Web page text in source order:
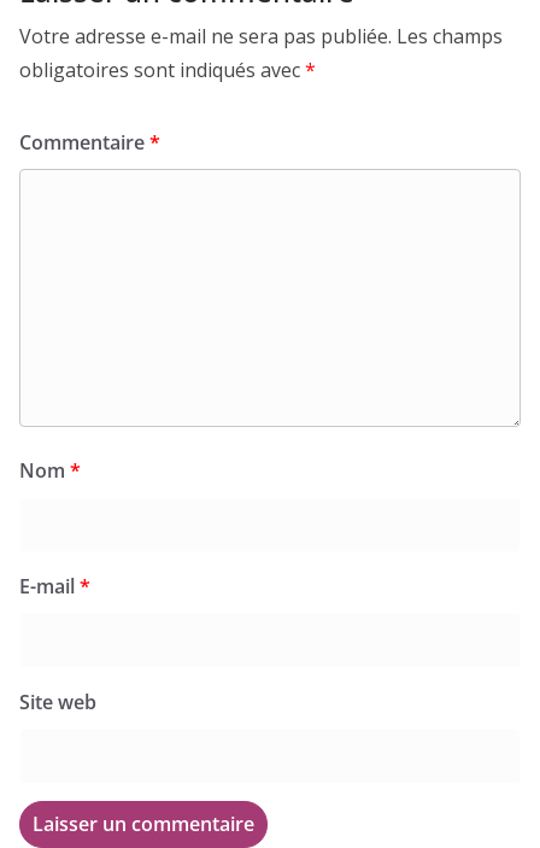
Votre adresse e-mail ne sera pas publiée. Les champs
obligatoires sont indiqués avec*
Commentaire*
Nom *
E-mail*
Site web